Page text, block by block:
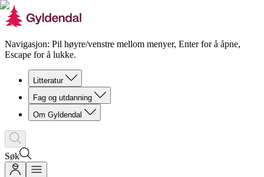
Navigasjon: Pil høyre/venstre mellom menyer, Enter for å åpne,
Escape for å lukke.
Litteratur
Fag og utdanning
Om Gyldendal
Søk